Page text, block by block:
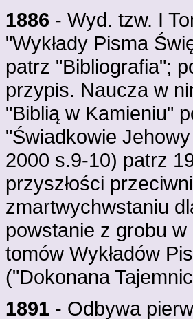
1886 - Wyd. tzw. I
"Wykłady Pisma
patrz "Bibliografia";
przypis. Naucza w
"Biblią w Kamieniu"
"Świadkowie
2000 s.9-10) patrz
przyszłości
zmartwychwstaniu
powstanie z grobu
tomów Wykładów
("Dokonana
1891 - Odbywa